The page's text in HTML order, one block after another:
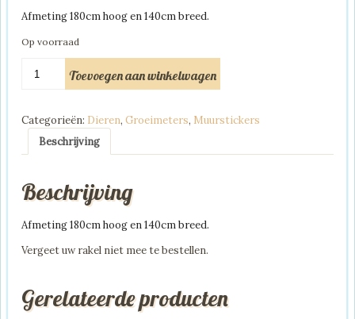
Afmeting 180cm hoog en 140cm breed.
Op voorraad
Groeimeter
aantal
Toevoegen aan winkelwagen
Categorieën: Dieren, Groeimeters, Muurstickers
Beschrijving
Beschrijving
Afmeting 180cm hoog en 140cm breed.
Vergeet uw rakel niet mee te bestellen.
Gerelateerde producten